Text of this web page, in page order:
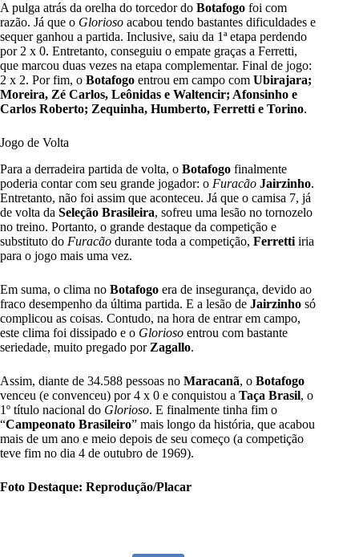
A pulga atrás da orelha do torcedor do Botafogo foi com
razão. Já que o Glorioso acabou tendo bastantes dificuldades e
sequer ganhou a partida. Inclusive, saiu da 1ª etapa perdendo
por 2 x 0. Entretanto, conseguiu o empate graças a Ferretti,
que marcou duas vezes na etapa complementar. Final de jogo:
2 x 2. Por fim, o Botafogo entrou em campo com Ubirajara;
Moreira, Zé Carlos, Leônidas e Waltencir; Afonsinho e
Carlos Roberto; Zequinha, Humberto, Ferretti e Torino.
Jogo de Volta
Para a derradeira partida de volta, o Botafogo finalmente
poderia contar com seu grande jogador: o Furacão Jairzinho.
Entretanto, não foi assim que aconteceu. Já que o camisa 7, já
de volta da Seleção Brasileira, sofreu uma lesão no tornozelo
no treino. Portanto, o grande destaque da competição e
substituto do Furacão durante toda a competição, Ferretti iria
para o jogo mais uma vez.
Em suma, o clima no Botafogo era de insegurança, devido ao
fraco desempenho da última partida. E a lesão de Jairzinho só
complicou as coisas. Contudo, na hora de entrar em campo,
este clima foi dissipado e o Glorioso entrou com bastante
seriedade, muito pregado por Zagallo.
Assim, diante de 34.588 pessoas no Maracanã, o Botafogo
venceu (e convenceu) por 4 x 0 e conquistou a Taça Brasil, o
1º título nacional do Glorioso. E finalmente tinha fim o
“Campeonato Brasileiro” mais longo da história, que acabou
mais de um ano e meio depois de seu começo (a competição
teve fim no dia 4 de outubro de 1969).
Foto Destaque: Reprodução/Placar